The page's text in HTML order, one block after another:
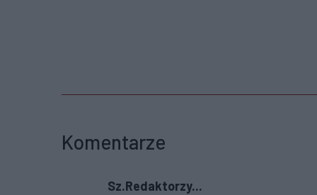
Komentarze
Sz.Redaktorzy...